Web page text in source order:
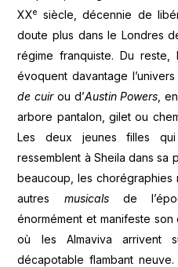
XXe
siècle, décennie de
doute plus dans le Londres
régime franquiste. Du
évoquent davantage
de cuir ou d’Austin Powers ,
arbore pantalon, gilet ou
Les deux jeunes filles
ressemblent à Sheila dans sa
beaucoup, les chorégraphies
autres musicalsde
énormément et manifeste son
où les Almaviva arrivent
décapotable flambant